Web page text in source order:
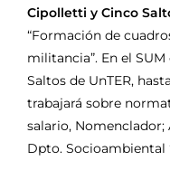
Cipolletti y Cinco
“Formación de
militancia”. En el
Saltos de UnTER,
trabajará sobre
salario,
Dpto. Socioambiental